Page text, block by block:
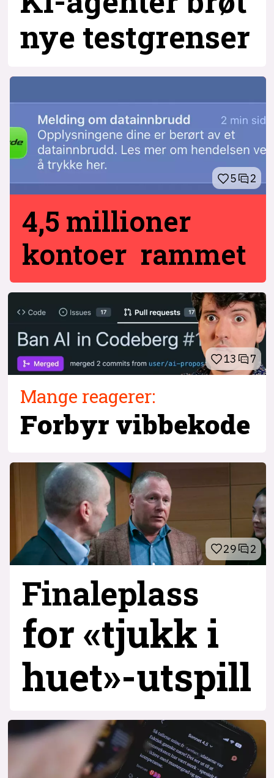
nye testgrenser
5 2
4,5 millioner
kontoer rammet
13 7
Mange reagerer:
Forbyr vibbekode
29 2
Finaleplass
for «tjukk i
huet»-utspill